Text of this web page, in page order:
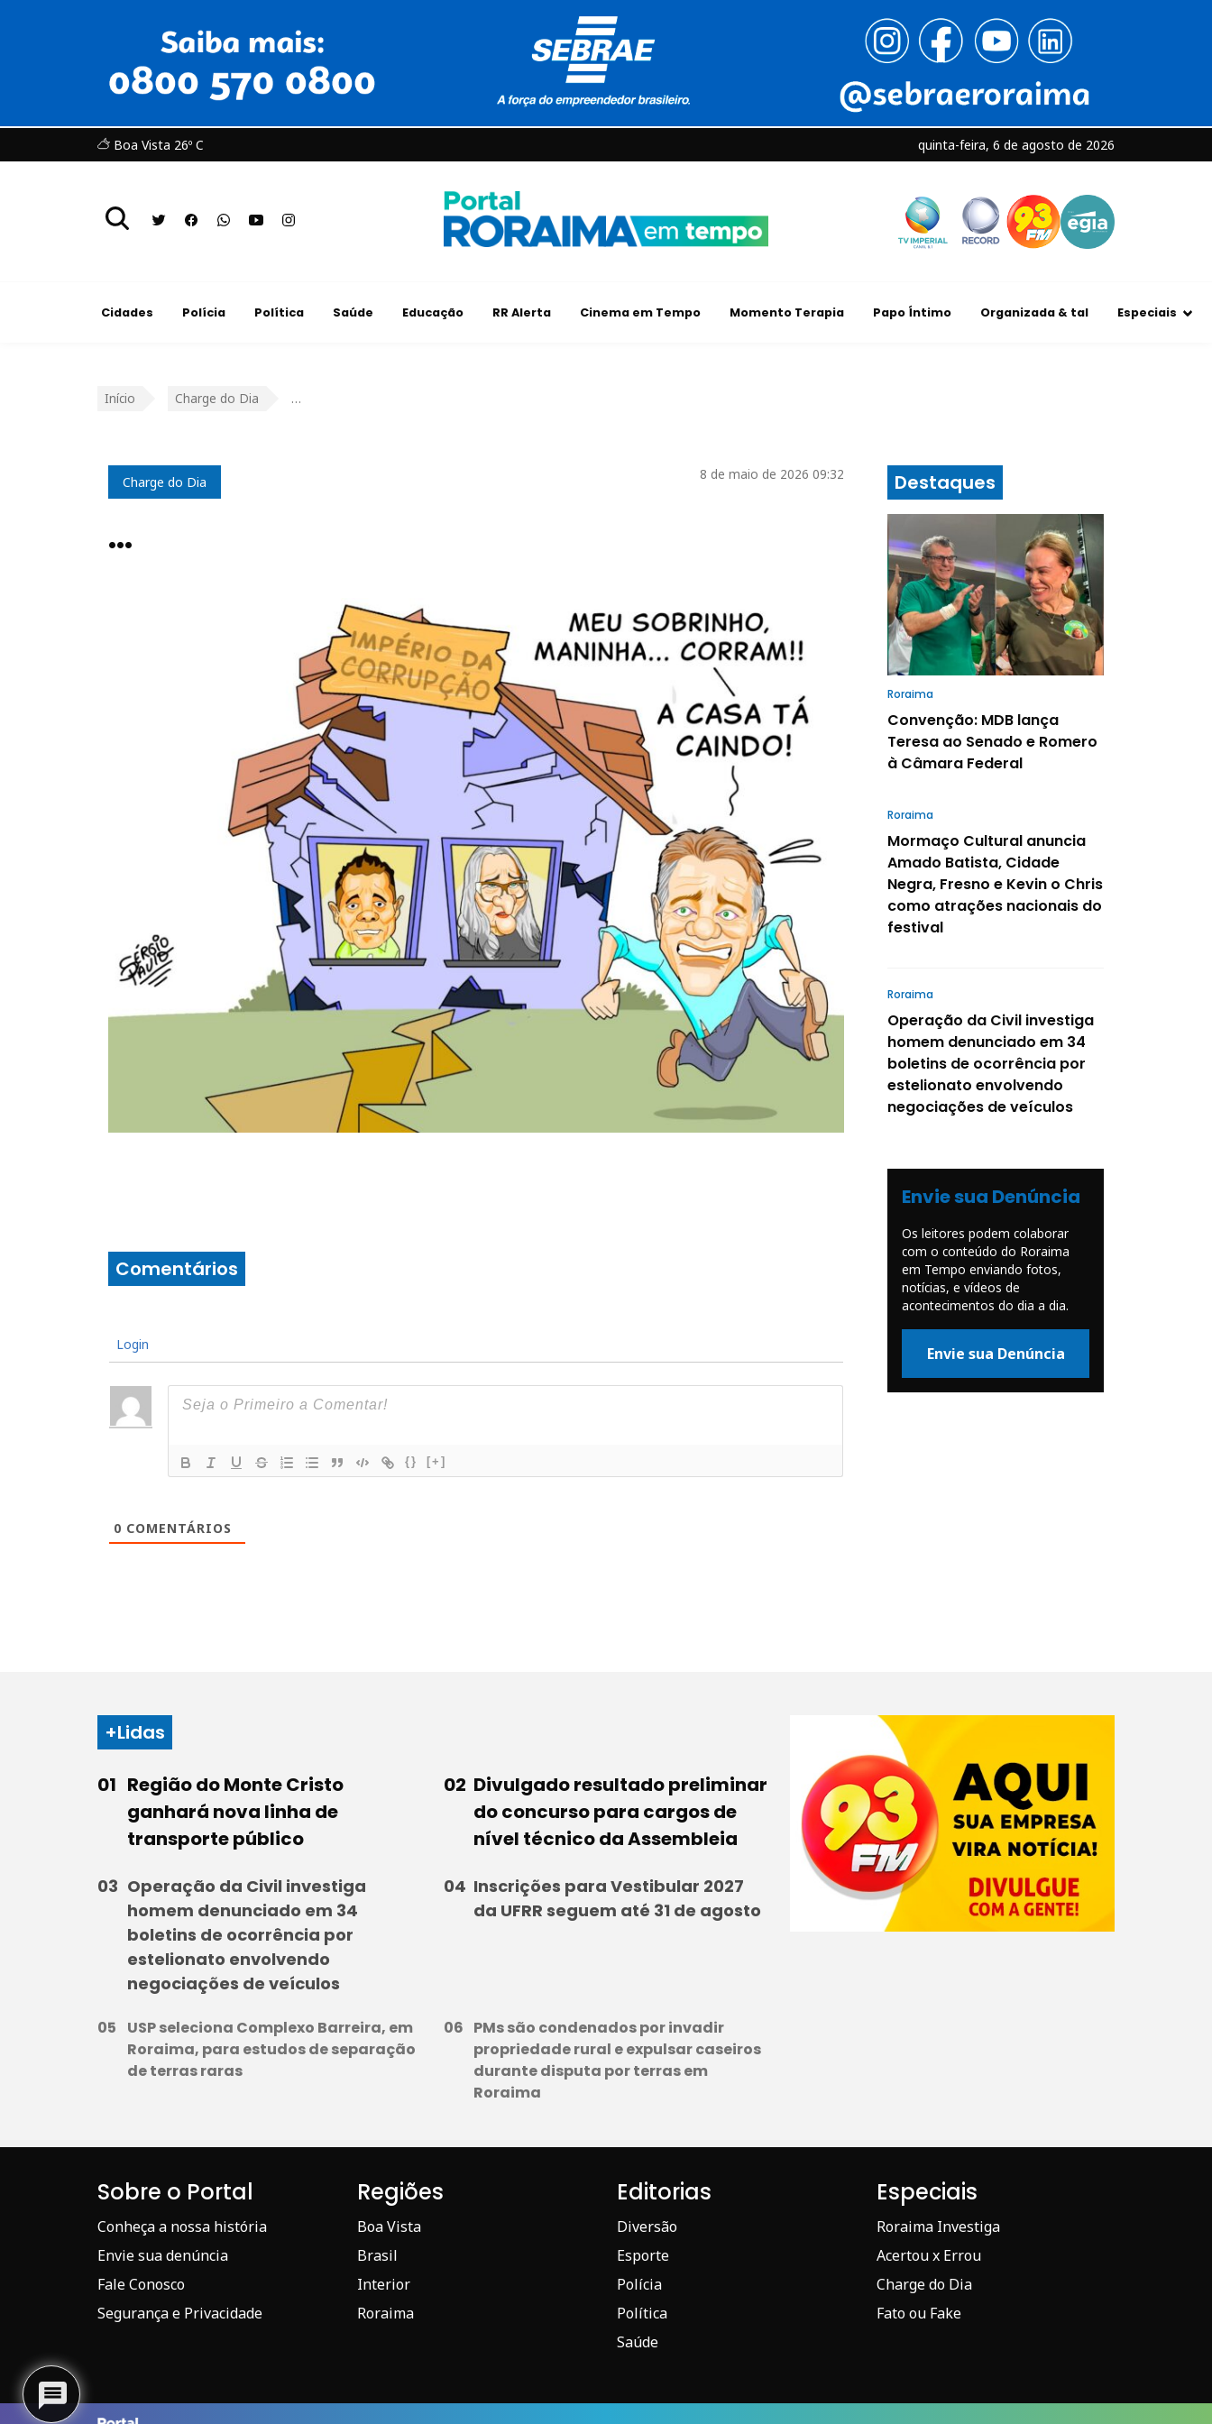
Boa Vista 26º C quinta-feira, 6 de agosto de 2026
Cidades Polícia Política Saúde Educação RR Alerta Cinema em Tempo Momento Terapia Papo Íntimo Organizada & tal Especiais
Início Charge do Dia …
Charge do Dia 8 de maio de 2026 09:32
…
Comentários
Login
{} [+]
0 COMENTÁRIOS
Destaques
Roraima
Convenção: MDB lança
Teresa ao Senado e Romero
à Câmara Federal
Roraima
Mormaço Cultural anuncia
Amado Batista, Cidade
Negra, Fresno e Kevin o Chris
como atrações nacionais do
festival
Roraima
Operação da Civil investiga
homem denunciado em 34
boletins de ocorrência por
estelionato envolvendo
negociações de veículos
Envie sua Denúncia
Os leitores podem colaborar
com o conteúdo do Roraima
em Tempo enviando fotos,
notícias, e vídeos de
acontecimentos do dia a dia.
Envie sua Denúncia
+Lidas
Região do Monte Cristo
ganhará nova linha de
transporte público
Divulgado resultado preliminar
do concurso para cargos de
nível técnico da Assembleia
Operação da Civil investiga
homem denunciado em 34
boletins de ocorrência por
estelionato envolvendo
negociações de veículos
Inscrições para Vestibular 2027
da UFRR seguem até 31 de agosto
USP seleciona Complexo Barreira, em
Roraima, para estudos de separação
de terras raras
PMs são condenados por invadir
propriedade rural e expulsar caseiros
durante disputa por terras em
Roraima
Sobre o Portal
Conheça a nossa história
Envie sua denúncia
Fale Conosco
Segurança e Privacidade
Regiões
Boa Vista
Brasil
Interior
Roraima
Editorias
Diversão
Esporte
Polícia
Política
Saúde
Especiais
Roraima Investiga
Acertou x Errou
Charge do Dia
Fato ou Fake